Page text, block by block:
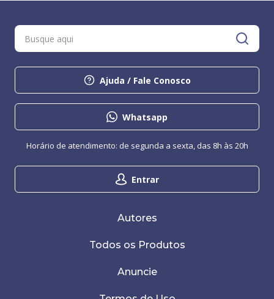
Ajuda / Fale Conosco
Whatsapp
Entrar
Horário de atendimento: de segunda a sexta, das 8h às 20h
Autores
Todos os Produtos
Anuncie